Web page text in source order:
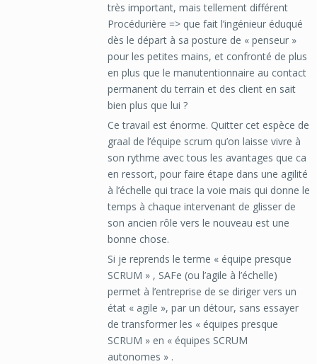
très important, mais tellement différent
Procédurière => que fait l’ingénieur éduqué
dès le départ à sa posture de « penseur »
pour les petites mains, et confronté de plus
en plus que le manutentionnaire au contact
permanent du terrain et des client en sait
bien plus que lui ?
Ce travail est énorme. Quitter cet espèce de
graal de l’équipe scrum qu’on laisse vivre à
son rythme avec tous les avantages que ca
en ressort, pour faire étape dans une agilité
à l’échelle qui trace la voie mais qui donne le
temps à chaque intervenant de glisser de
son ancien rôle vers le nouveau est une
bonne chose.
Si je reprends le terme « équipe presque
SCRUM » , SAFe (ou l’agile à l’échelle)
permet à l’entreprise de se diriger vers un
état « agile », par un détour, sans essayer
de transformer les « équipes presque
SCRUM » en « équipes SCRUM
autonomes » .